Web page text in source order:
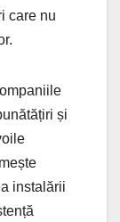
care nu
și
instalării